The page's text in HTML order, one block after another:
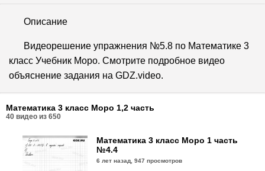
Описание
Видеорешение упражнения №5.8 по Математике 3
класс Учебник Моро. Смотрите подробное видео
объяснение задания на GDZ.video.
Математика 3 класс Моро 1,2 часть
40 видео из 650
Математика 3 класс Моро 1 часть
№4.4
6 лет назад,947 просмотров